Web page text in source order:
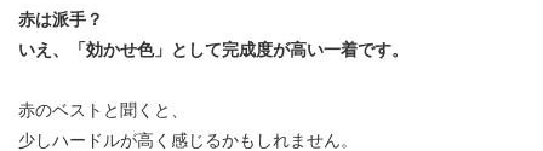
赤は派手？
いえ、「効かせ色」として完成度が高い一着です。
赤のベストと聞くと、
少しハードルが高く感じるかもしれません。